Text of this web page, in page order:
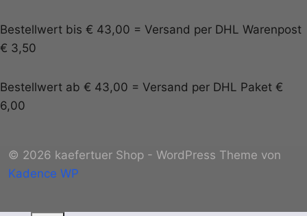
Bestellwert bis € 43,00 = Versand per DHL Warenpost
€ 3,50
Bestellwert ab € 43,00 = Versand per DHL Paket €
6,00
© 2026 kaefertuer Shop - WordPress Theme von
Kadence WP